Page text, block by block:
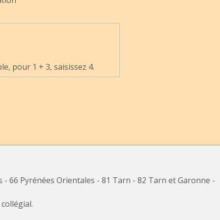
pour 1 + 3, saisissez 4.
66 Pyrénées Orientales - 81 Tarn - 82 Tarn et Garonne -